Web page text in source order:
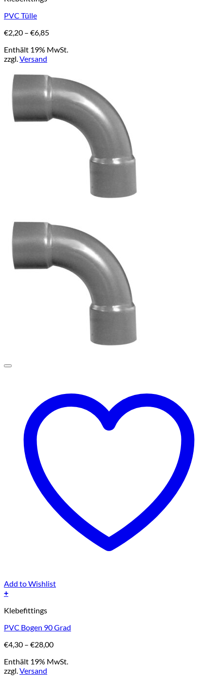
mehrere
auf.
Die
Optionen
können
auf
der
Produktseite
gewählt
werden
PVC Tülle
€2,20 – €6,85Preisspanne:
bis
Enthält 19% MwSt.
zzgl.Versand
Add to Wishlist
+
Produkt
mehrere
auf.
Die
Optionen
können
Klebefittings
PVC Bogen 90 Grad
€4,30 – €28,00Preisspanne:
bis
Enthält 19% MwSt.
zzgl.Versand